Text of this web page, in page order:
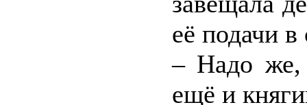
её подачи
– Надо же,
ещё и